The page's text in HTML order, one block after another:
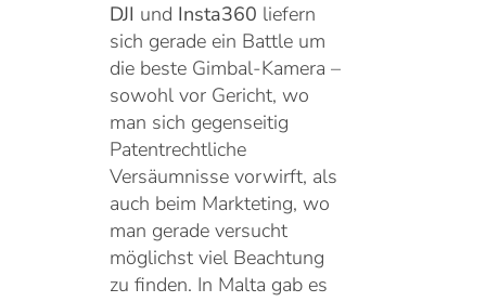
DJI und Insta360 liefern
sich gerade ein Battle um
die beste Gimbal-Kamera –
sowohl vor Gericht, wo
man sich gegenseitig
Patentrechtliche
Versäumnisse vorwirft, als
auch beim Markteting, wo
man gerade versucht
möglichst viel Beachtung
zu finden. In Malta gab es